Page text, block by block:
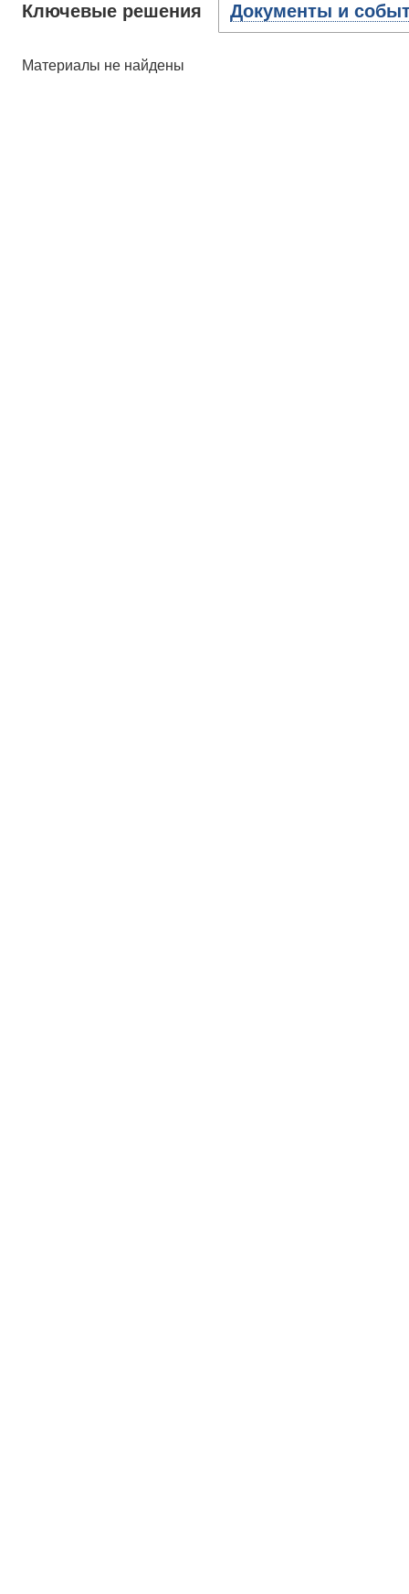
Ключевые решения Документы и
Материалы не найдены